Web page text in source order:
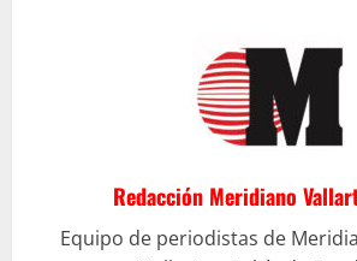
Redacción Meridiano
Equipo de periodistas de